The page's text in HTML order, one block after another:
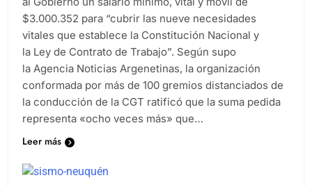
$3.000.352 para “cubrir las nueve necesidades
vitales que establece la Constitución Nacional y
la Ley de Contrato de Trabajo”. Según supo
la Agencia Noticias Argenetinas, la organización
conformada por más de 100 gremios distanciados de
la conducción de la CGT ratificó que la suma pedida
representa «ocho veces más» que…
Leer más